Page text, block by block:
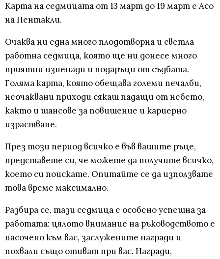
Карта на седмицата от 13 март до 19 март е Асо
на Пентакли.
Очаква ни една много плодотворна и светла
работна седмица, която ще ни донесе много
приятни изненади и подаръци от съдбата.
Голяма карта, която обещава големи печалби,
неочаквани приходи сякаш падащи от небето,
както и шансове за повишение и кариерно
израстване.
През този период всичко е във вашите ръце,
представете си, че можете да получите всичко,
което си поискате. Опитайте се да използвате
това време максимално.
Разбира се, тази седмица е особено успешна за
работата: цялото внимание на ръководството е
насочено към вас, заслужените награди и
похвали също отиват при вас. Награди,